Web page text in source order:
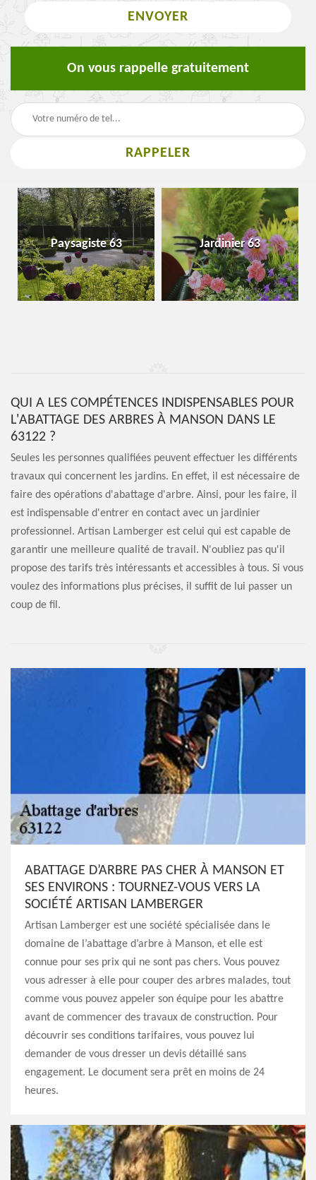
On vous rappelle gratuitement
Paysagiste 63 Jardinier 63
QUI A LES COMPÉTENCES INDISPENSABLES POUR
L'ABATTAGE DES ARBRES À MANSON DANS LE
63122 ?
Seules les personnes qualifiées peuvent effectuer les différents
travaux qui concernent les jardins. En effet, il est nécessaire de
faire des opérations d'abattage d'arbre. Ainsi, pour les faire, il
est indispensable d'entrer en contact avec un jardinier
professionnel. Artisan Lamberger est celui qui est capable de
garantir une meilleure qualité de travail. N'oubliez pas qu'il
propose des tarifs très intéressants et accessibles à tous. Si vous
voulez des informations plus précises, il suffit de lui passer un
coup de fil.
ABATTAGE D’ARBRE PAS CHER À MANSON ET
SES ENVIRONS : TOURNEZ-VOUS VERS LA
SOCIÉTÉ ARTISAN LAMBERGER
Artisan Lamberger est une société spécialisée dans le
domaine de l’abattage d’arbre à Manson, et elle est
connue pour ses prix qui ne sont pas chers. Vous pouvez
vous adresser à elle pour couper des arbres malades, tout
comme vous pouvez appeler son équipe pour les abattre
avant de commencer des travaux de construction. Pour
découvrir ses conditions tarifaires, vous pouvez lui
demander de vous dresser un devis détaillé sans
engagement. Le document sera prêt en moins de 24
heures.